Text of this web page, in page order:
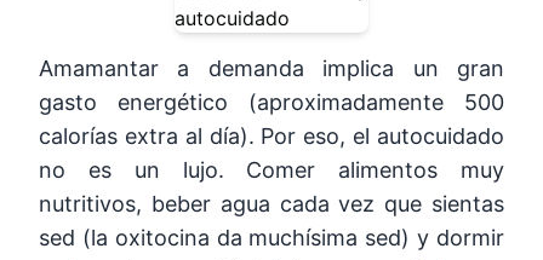
Amamantar a demanda implica un gran
gasto energético (aproximadamente 500
calorías extra al día). Por eso, el autocuidado
no es un lujo. Comer alimentos muy
nutritivos, beber agua cada vez que sientas
sed (la oxitocina da muchísima sed) y dormir